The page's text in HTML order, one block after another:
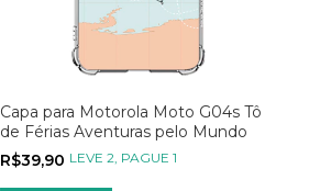
Capa para Motorola Moto G04s Tô
de Férias Aventuras pelo Mundo
R$39,90 LEVE 2, PAGUE 1